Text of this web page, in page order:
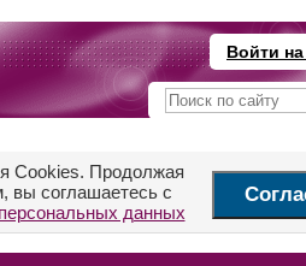
Войти
Cookies. Продолжая
вы соглашаетесь с
данных